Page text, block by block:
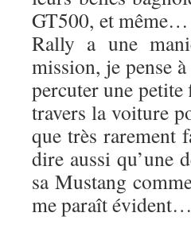
GT500, et
Rally a une
mission, je pense
percuter une
travers la voiture
que très rarement
dire aussi qu’une
sa Mustang
me paraît évident…